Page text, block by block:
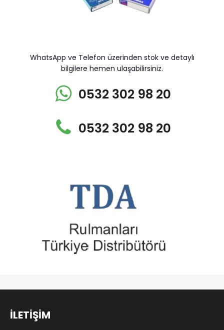
WhatsApp ve Telefon üzerinden stok ve detaylı
bilgilere hemen ulaşabilirsiniz.
0532 302 98 20
0532 302 98 20
İLETİŞİM